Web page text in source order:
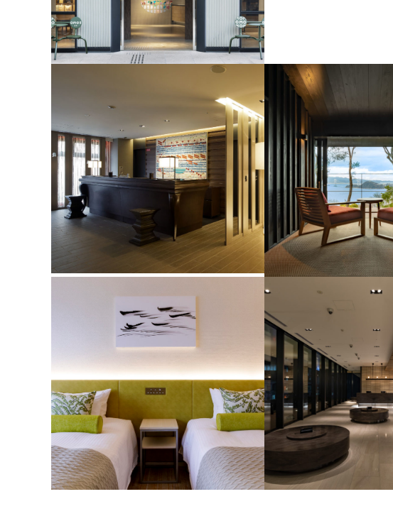
OMO5金沢片町 by 星野リゾート グランバッハ東京銀座
ホテルグランバッハ京都セレクト HOTEL RIDGE